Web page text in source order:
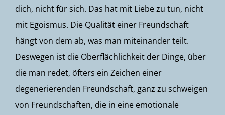
dich, nicht für sich. Das hat mit Liebe zu tun, nicht
mit Egoismus. Die Qualität einer Freundschaft
hängt von dem ab, was man miteinander teilt.
Deswegen ist die Oberflächlichkeit der Dinge, über
die man redet, öfters ein Zeichen einer
degenerierenden Freundschaft, ganz zu schweigen
von Freundschaften, die in eine emotionale